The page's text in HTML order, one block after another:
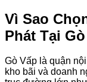
Vì Sao
Phát Tại
Gò Vấp là quận
kho bãi và doanh